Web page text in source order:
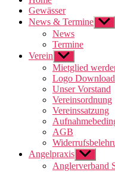
Gewässer
News & Termine
News
Termine
Verein Untermenü
anzeigen
Mietglied
Logo Download
Unser Vorstand
Vereinsordnung
Vereinssatzung
AGB
Angelpraxis Untermenü
anzeigen
Anglerverband